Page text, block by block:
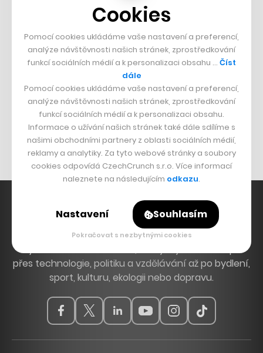
Boční projekt, co se zvrtnul
Francouzský šéfkuchař na Šumavě
Dva golfisti, co pečou
Bomma není tichá
Originální hodinky
Nábytek z betonu
Hlavní zdroj inspirace. Věnujeme se tématům, která
hýbou Českem a světem, od byznysu a startupů
přes technologie, politiku a vzdělávání až po bydlení,
sport, kulturu, ekologii nebo dopravu.
Cookies
Pomocí cookies ukládáme vaše nastavení a preferencí,
analýze návštěvnosti našich stránek, zprostředkování
funkcí sociálních médií a k personalizaci obsahu … Číst
dále
Pomocí cookies ukládáme vaše nastavení a preferencí,
analýze návštěvnosti našich stránek, zprostředkování
funkcí sociálních médií a k personalizaci obsahu.
Informace o užívání našich stránek také dále sdílíme s
našimi obchodními partnery z oblasti sociálních médií,
reklamy a analytiky. Za tyto webové stránky a soubory
cookies odpovídá CzechCrunch s.r.o. Více informací
naleznete na následujícím odkazu.
Nastavení Souhlasím
Pokračovat s nezbytnými cookies